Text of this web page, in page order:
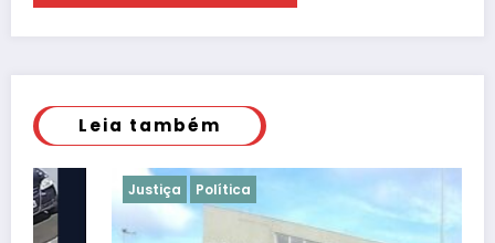
Leia também
Justiça Política